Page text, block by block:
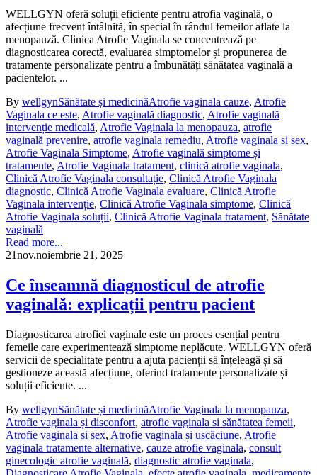
WELLGYN oferă soluții eficiente pentru atrofia vaginală, o
afecțiune frecvent întâlnită, în special în rândul femeilor aflate la
menopauză. Clinica Atrofie Vaginala se concentrează pe
diagnosticarea corectă, evaluarea simptomelor și propunerea de
tratamente personalizate pentru a îmbunătăți sănătatea vaginală a
pacientelor. ...
By wellgynSănătate și medicinăAtrofie vaginala cauze, Atrofie
Vaginala ce este, Atrofie vaginală diagnostic, Atrofie vaginală
intervenție medicală, Atrofie Vaginala la menopauza, atrofie
vaginală prevenire, atrofie vaginala remediu, Atrofie vaginala si sex,
Atrofie Vaginala Simptome, Atrofie vaginală simptome și
tratamente, Atrofie Vaginala tratament, clinică atrofie vaginala,
Clinică Atrofie Vaginala consultație, Clinică Atrofie Vaginala
diagnostic, Clinică Atrofie Vaginala evaluare, Clinică Atrofie
Vaginala intervenție, Clinică Atrofie Vaginala simptome, Clinică
Atrofie Vaginala soluții, Clinică Atrofie Vaginala tratament, Sănătate
vaginală
Read more...
21nov.noiembrie 21, 2025
Ce înseamnă diagnosticul de atrofie
vaginală: explicații pentru pacient
Diagnosticarea atrofiei vaginale este un proces esențial pentru
femeile care experimentează simptome neplăcute. WELLGYN oferă
servicii de specialitate pentru a ajuta pacienții să înțeleagă și să
gestioneze această afecțiune, oferind tratamente personalizate și
soluții eficiente. ...
By wellgynSănătate și medicinăAtrofie Vaginala la menopauza,
Atrofie vaginala și disconfort, atrofie vaginala si sănătatea femeii,
Atrofie vaginala si sex, Atrofie vaginala și uscăciune, Atrofie
vaginala tratamente alternative, cauze atrofie vaginala, consult
ginecologic atrofie vaginală, diagnostic atrofie vaginala,